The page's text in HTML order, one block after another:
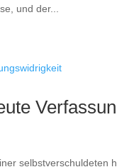
und der...